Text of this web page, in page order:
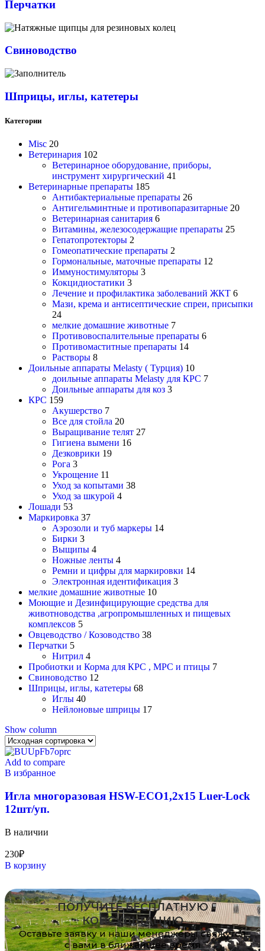
Перчатки
Свиноводство
Шприцы, иглы, катетеры
Категории
Misc 20
Ветеринария 102
Ветеринарное оборудование, приборы,
инструмент хирургический 41
Ветеринарные препараты 185
Антибактериальные препараты 26
Антигельминтные и противопаразитарные 20
Ветеринарная санитария 6
Витамины, железосодержащие препараты 25
Гепатопротекторы 2
Гомеопатические препараты 2
Гормональные, маточные препараты 12
Иммуностимуляторы 3
Кокцидиостатики 3
Лечение и профилактика заболеваний ЖКТ 6
Мази, крема и антисептические спреи, присыпки
24
мелкие домашние животные 7
Противовоспалительные препараты 6
Противомаститные препараты 14
Растворы 8
Доильные аппараты Melasty ( Турция) 10
доильные аппараты Melasty для КРС 7
Доильные аппараты для коз 3
КРС 159
Акушерство 7
Все для стойла 20
Выращивание телят 27
Гигиена вымени 16
Дезковрики 19
Рога 3
Укрощение 11
Уход за копытами 38
Уход за шкурой 4
Лошади 53
Маркировка 37
Аэрозоли и туб маркеры 14
Бирки 3
Выщипы 4
Ножные ленты 4
Ремни и цифры для маркировки 14
Электронная идентификация 3
мелкие домашние животные 10
Моющие и Дезинфицирующие средства для
животноводства ,агропромышленных и пищевых
комплексов 5
Овцеводство / Козоводство 38
Перчатки 5
Нитрил 4
Пробиотки и Корма для КРС , МРС и птицы 7
Свиноводство 12
Шприцы, иглы, катетеры 68
Иглы 40
Нейлоновые шприцы 17
Show column
Add to compare
В избранное
Игла многоразовая HSW-ECO1,2х15 Luer-Lock
12шт/уп.
В наличии
230₽
В корзину
ПОЛУЧИТЕ БЕСПЛАТНУЮ
КОНСУЛЬТАЦИЮ
Оставьте заявку и наши менеджеры свяжутся
с вами в ближайшее время